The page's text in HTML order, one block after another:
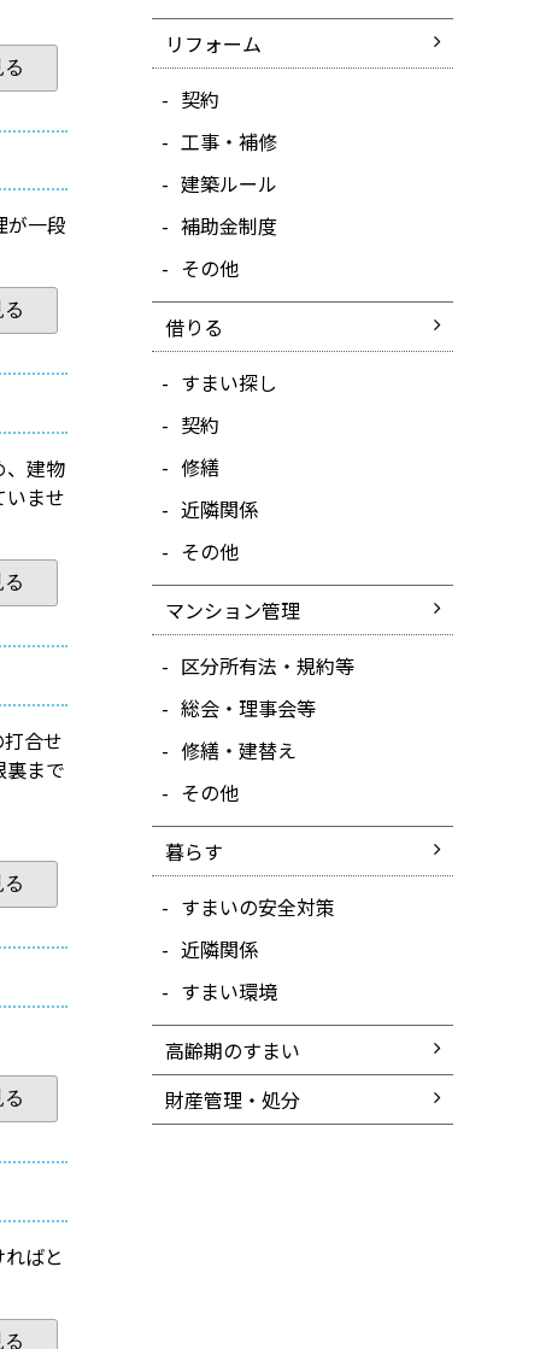
が一段
、建物
いませ
合せ
裏まで
ばと
リフォーム
契約
工事・補修
建築ルール
補助金制度
その他
借りる
すまい探し
契約
修繕
近隣関係
その他
マンション管理
区分所有法・規約等
総会・理事会等
修繕・建替え
その他
暮らす
すまいの安全対策
近隣関係
すまい環境
高齢期のすまい
財産管理・処分